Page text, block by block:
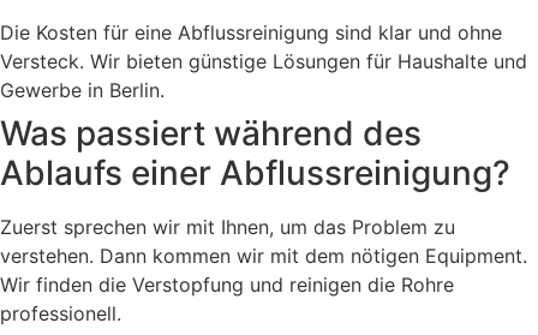
Die Kosten für eine Abflussreinigung sind klar und ohne
Versteck. Wir bieten günstige Lösungen für Haushalte und
Gewerbe in Berlin.
Was passiert während des
Ablaufs einer Abflussreinigung?
Zuerst sprechen wir mit Ihnen, um das Problem zu
verstehen. Dann kommen wir mit dem nötigen Equipment.
Wir finden die Verstopfung und reinigen die Rohre
professionell.